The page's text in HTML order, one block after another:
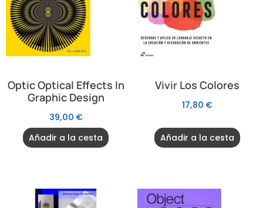
Optic Optical Effects In
Graphic Design
39,00 €
Añadir a la cesta
Vivir Los Colores
17,80 €
Añadir a la cesta